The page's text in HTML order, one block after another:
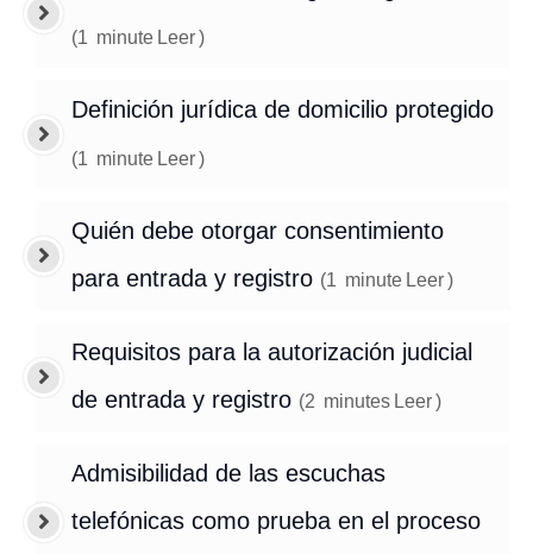
(1 minute Leer)
Definición jurídica de domicilio protegido
(1 minute Leer)
Quién debe otorgar consentimiento
para entrada y registro (1 minute Leer)
Requisitos para la autorización judicial
de entrada y registro (2 minutes Leer)
Admisibilidad de las escuchas
telefónicas como prueba en el proceso